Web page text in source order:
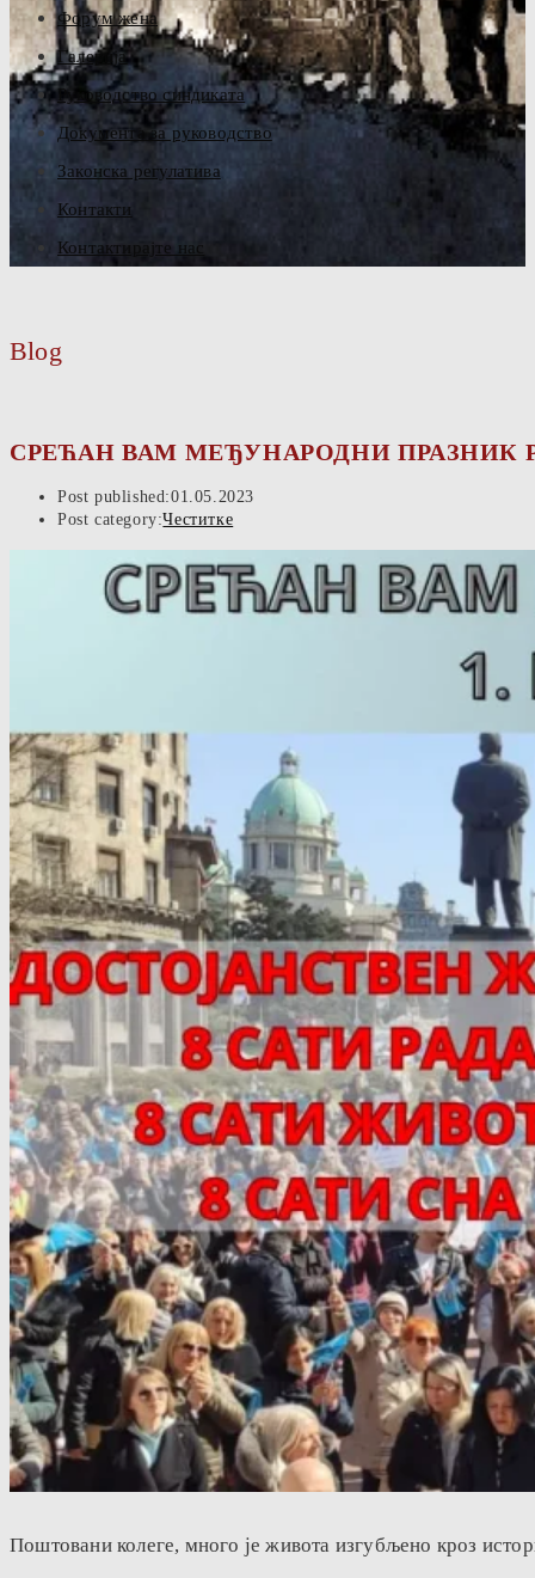
Форум жена
Галерија
Руководство синдиката
Документа за руководство
Законска регулатива
Контакти
Контактирајте нас
Blog
СРЕЋАН ВАМ МЕЂУНАРОДНИ ПРАЗНИК
Post published:01.05.2023
Post category:Честитке
Поштовани колеге, много је живота изгубљено кроз